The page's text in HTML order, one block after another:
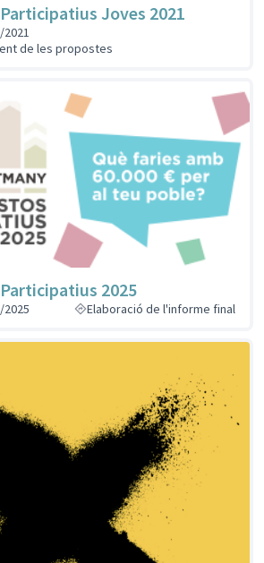
Joves 2021
de les propostes
2025
Elaboració de l'informe final